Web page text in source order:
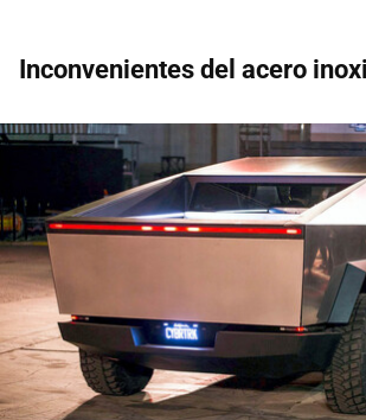
Inconvenientes del acero